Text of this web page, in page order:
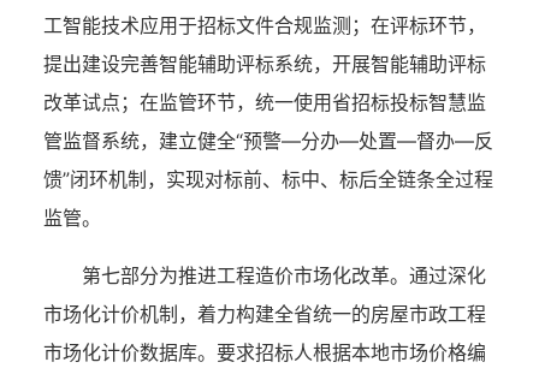
工智能技术应用于招标文件合规监测；在评标环节，
提出建设完善智能辅助评标系统，开展智能辅助评标
改革试点；在监管环节，统一使用省招标投标智慧监
管监督系统，建立健全“预警—分办—处置—督办—反
馈”闭环机制，实现对标前、标中、标后全链条全过程
监管。
第七部分为推进工程造价市场化改革。 通过深化
市场化计价机制，着力构建全省统一的房屋市政工程
市场化计价数据库。要求招标人根据本地市场价格编